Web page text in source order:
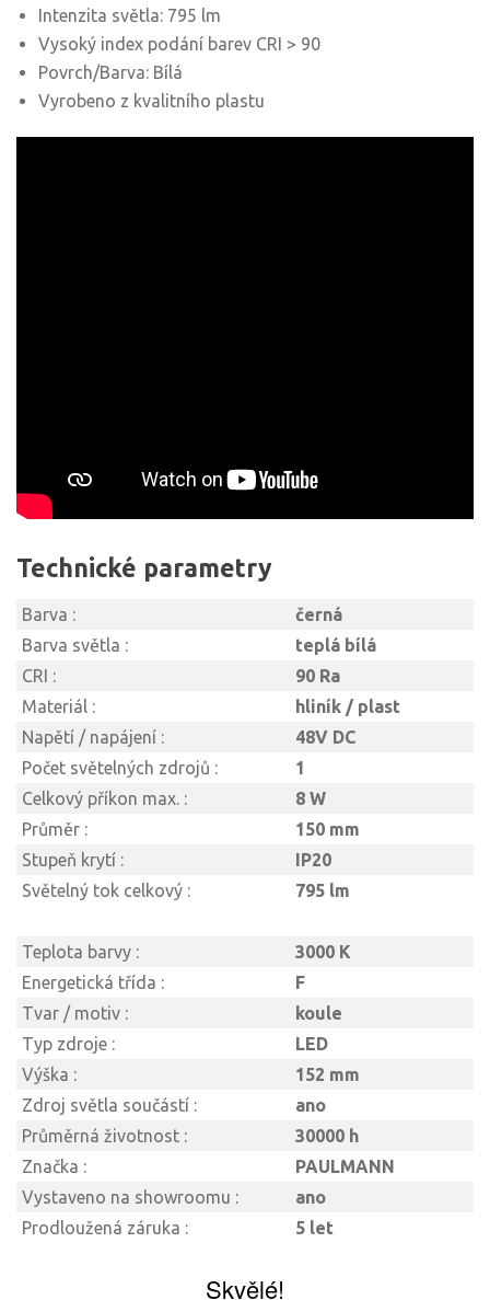
Intenzita světla: 795 lm
Vysoký index podání barev CRI > 90
Povrch/Barva: Bílá
Vyrobeno z kvalitního plastu
Technické parametry
Barva :
černá
Barva světla :
teplá bílá
CRI :
90 Ra
Materiál :
hliník / plast
Napětí / napájení :
48V DC
Počet světelných zdrojů :
1
Celkový příkon max. :
8 W
Průměr :
150 mm
Stupeň krytí :
IP20
Světelný tok celkový :
795 lm
Teplota barvy :
3000 K
Energetická třída :
F
Tvar / motiv :
koule
Typ zdroje :
LED
Výška :
152 mm
Zdroj světla součástí :
ano
Průměrná životnost :
30000 h
Značka :
PAULMANN
Vystaveno na showroomu :
ano
Prodloužená záruka :
5 let